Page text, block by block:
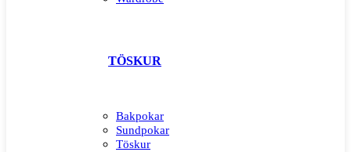
TÖSKUR
Bakpokar
Sundpokar
Töskur